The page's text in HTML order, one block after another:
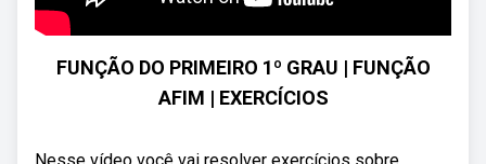
FUNÇÃO DO PRIMEIRO 1º GRAU | FUNÇÃO
AFIM | EXERCÍCIOS